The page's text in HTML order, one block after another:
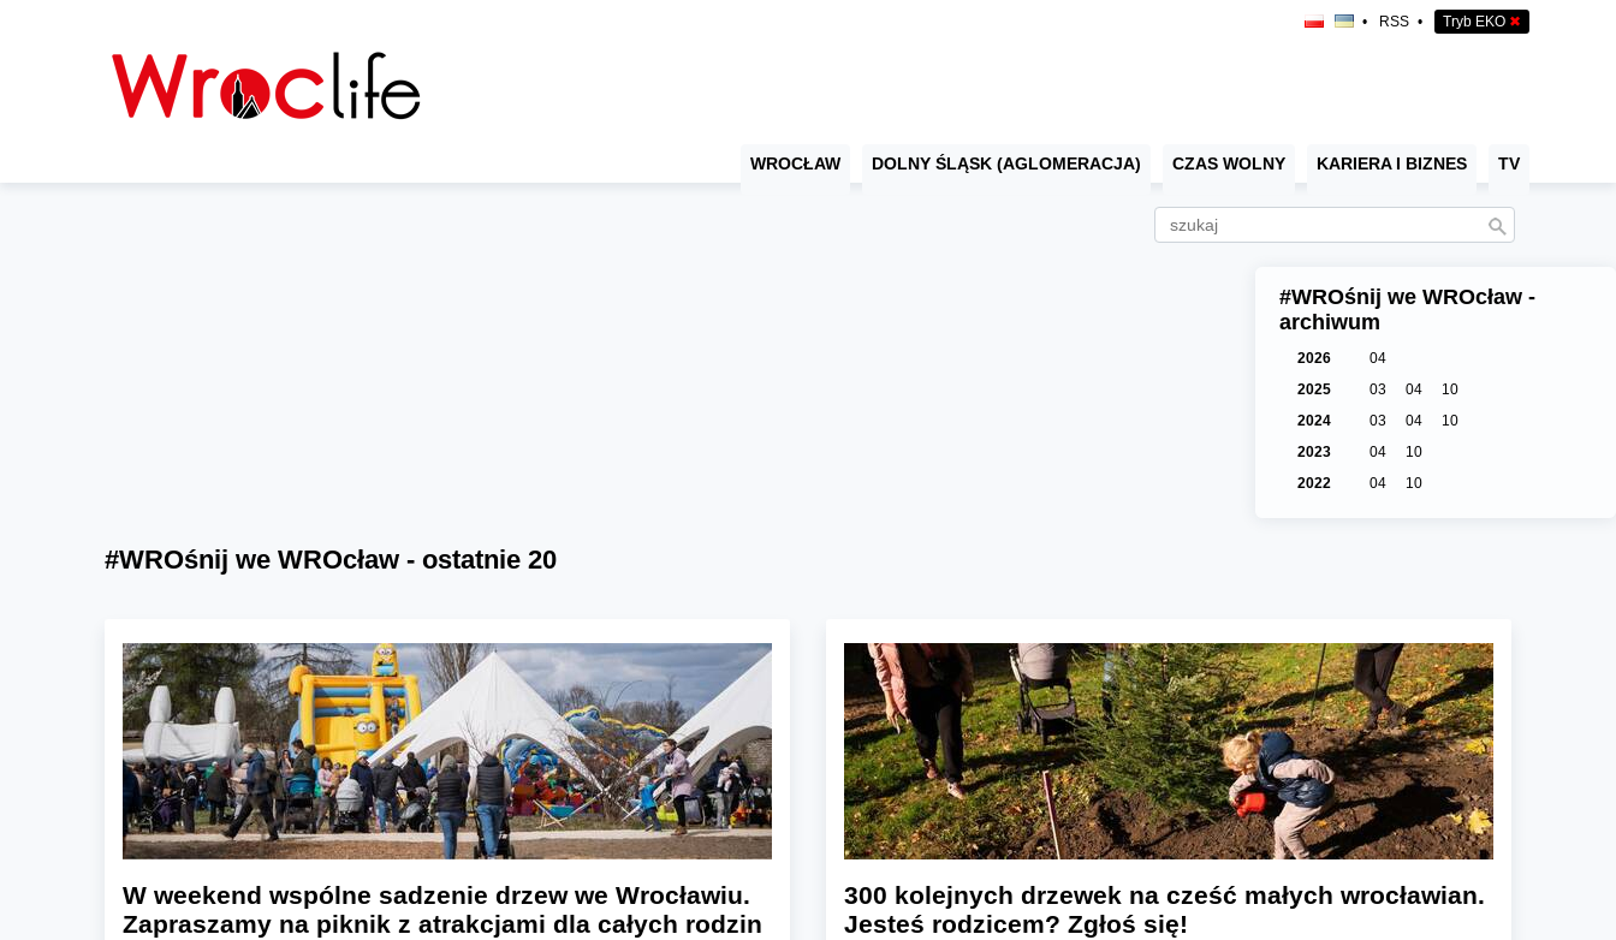
• RSS • Tryb EKO ✖
WROCŁAW DOLNY ŚLĄSK (AGLOMERACJA) CZAS WOLNY KARIERA I BIZNES TV
#WROśnij we WROcław -
archiwum
2026
04
2025
03 04
10
2024
03 04
10
2023
04
10
2022
04 10
#WROśnij we WROcław - ostatnie 20
W weekend wspólne sadzenie drzew we Wrocławiu.
Zapraszamy na piknik z atrakcjami dla całych rodzin
300 kolejnych drzewek na cześć małych wrocławian.
Jesteś rodzicem? Zgłoś się!